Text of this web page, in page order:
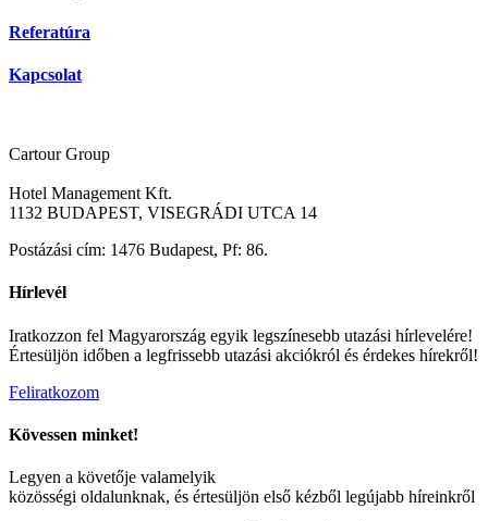
Referatúra
Kapcsolat
Cartour Group
Hotel Management Kft.
1132 BUDAPEST, VISEGRÁDI UTCA 14
Postázási cím: 1476 Budapest, Pf: 86.
Hírlevél
Iratkozzon fel Magyarország egyik legszínesebb utazási hírlevelére!
Értesüljön időben a legfrissebb utazási akciókról és érdekes hírekről!
Feliratkozom
Kövessen minket!
Legyen a követője valamelyik
közösségi oldalunknak, és értesüljön első kézből legújabb híreinkről